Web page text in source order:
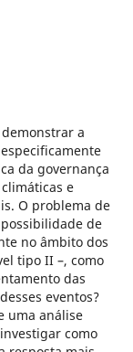
a
da governança
e
O problema de
de
no âmbito dos
tipo II –, como
das
eventos?
uma análise
como